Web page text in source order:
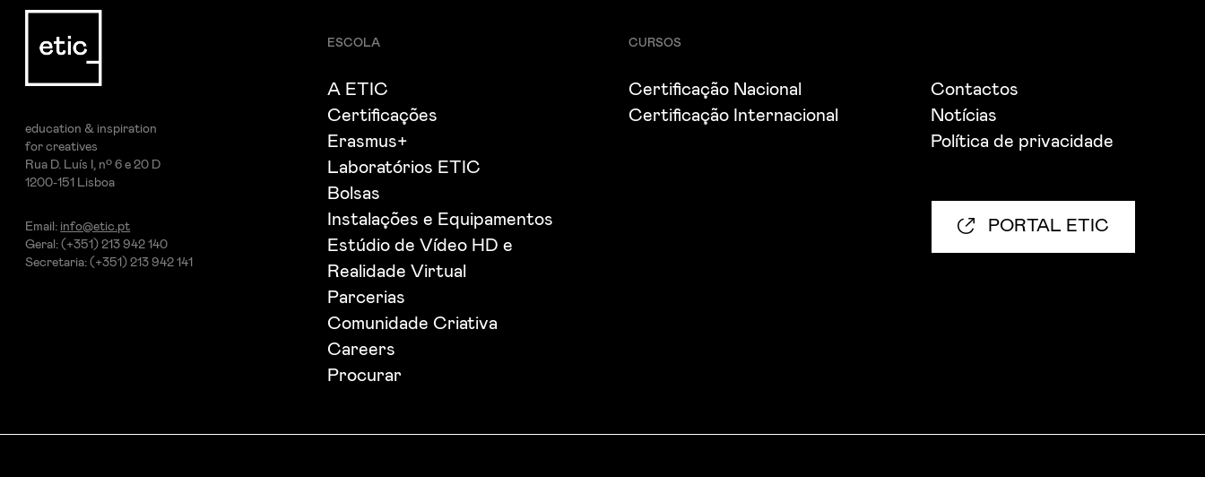
education & inspiration
for creatives
Rua D. Luís I, nº 6 e 20 D
1200-151 Lisboa
Email: info@etic.pt
Geral: (+351) 213 942 140
Secretaria: (+351) 213 942 141
ESCOLA
A ETIC
Certificações
Erasmus+
Laboratórios ETIC
Bolsas
Instalações e Equipamentos
Estúdio de Vídeo HD e
Realidade Virtual
Parcerias
Comunidade Criativa
Careers
Procurar
CURSOS
Certificação Nacional
Certificação Internacional
Contactos
Notícias
Política de privacidade
PORTAL ETIC